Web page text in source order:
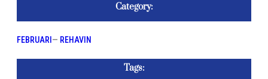
Category:
FEBRUARI — REHAVIN
Tags: